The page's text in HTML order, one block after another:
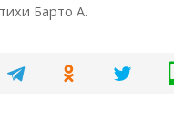
Барто А.